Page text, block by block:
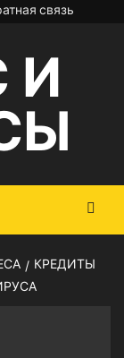
связь
И
КРЕДИТЫ